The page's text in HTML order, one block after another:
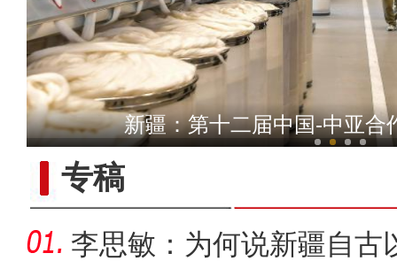
侨乡故事 | 给布老虎穿
新疆：第十二届中国-中亚合
专稿
李思敏：为何说新疆自古